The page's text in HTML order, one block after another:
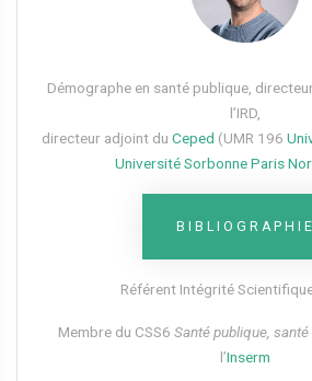
Démographe en santé publique,
l’IRD,
directeur adjoint du Ceped (UMR 196
Université Sorbonne Paris
BIBLIOGRAPHIE
Référent Intégrité Scientifique
Membre du CSS6​ Santé publique,
l’Inserm